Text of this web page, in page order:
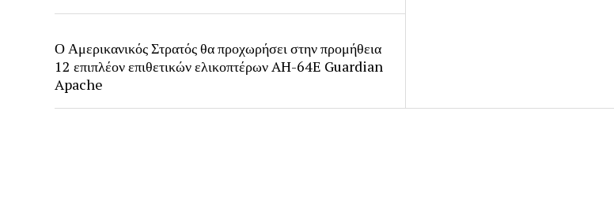
Ο Αμερικανικός Στρατός θα προχωρήσει στην προμήθεια
12 επιπλέον επιθετικών ελικοπτέρων AH-64E Guardian
Apache